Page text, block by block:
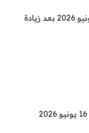
أسعار البنزين والسولار الثلاثاء 16 يونيو 2026 بعد زيادة